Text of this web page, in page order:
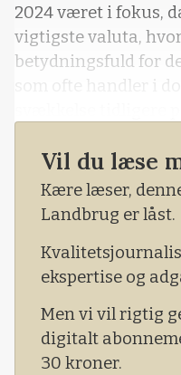
2024 været i fokus,
vigtigste valuta,
betydningsfuld for
som ofte handler i
Vil du læse
Kære læser,
Landbrug er låst.
ekspertise og
Men vi vil rigtig
digitalt
30 kroner.